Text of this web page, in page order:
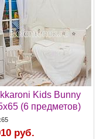
Kids Bunny
(6 предметов)
руб.